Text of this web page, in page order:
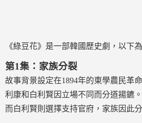
《綠豆花》是一部韓國歷史劇，以下
第1集：家族分裂
故事背景設定在1894年的東學農民革
利康和白利賢因立場不同而分道揚鑣
而白利賢則選擇支持官府，家族因此分